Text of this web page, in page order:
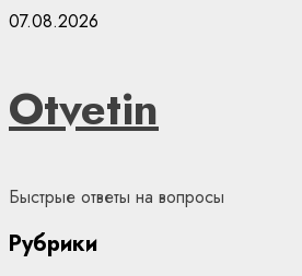
Skip
07.08.2026
Otvetin
Быстрые ответы на вопросы
Рубрики